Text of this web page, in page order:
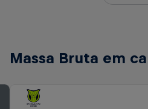
Massa Bruta em